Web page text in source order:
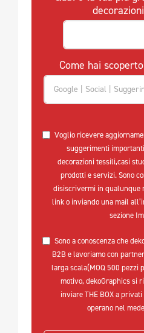
Come hai
Voglio ricevere
suggerimenti
decorazioni tessili,casi
prodotti e servizi. Sono
disiscrivermi in qualunque
link o inviando una mail
sezione
Sono a conoscenza che
B2B e lavoriamo con
larga scala(MOQ 500 pezzi
motivo, dekoGraphics si
inviare THE BOX a
operano nel